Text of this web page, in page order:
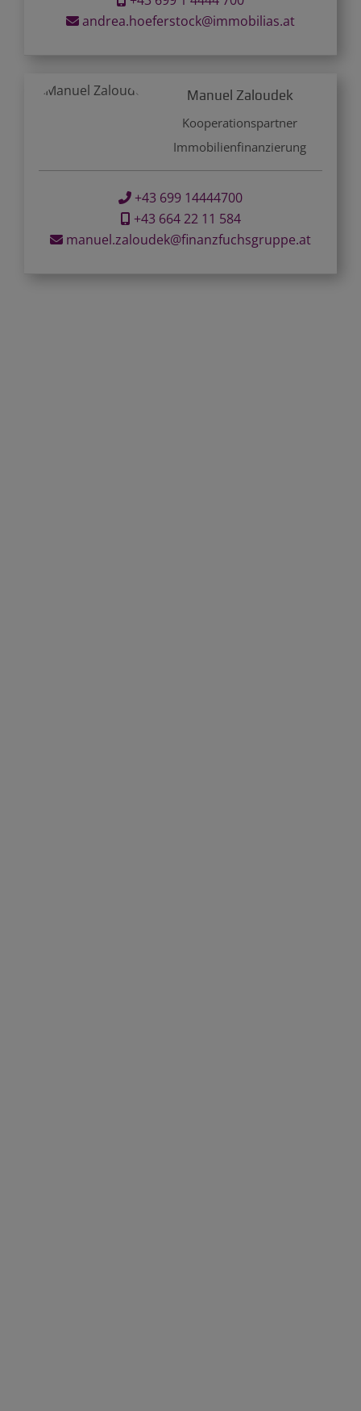
andrea.hoeferstock@immobilias.at
Manuel Zaloudek
Kooperationspartner
Immobilienfinanzierung
+43 699 14444700
+43 664 22 11 584
manuel.zaloudek@finanzfuchsgruppe.at